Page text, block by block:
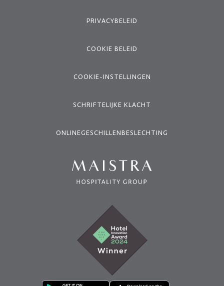
PRIVACYBELEID
COOKIE BELEID
COOKIE-INSTELLINGEN
SCHRIFTELIJKE KLACHT
ONLINEGESCHILLENBESLECHTING